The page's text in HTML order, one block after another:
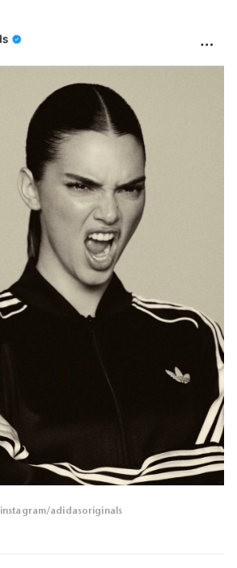
instagram/adidasoriginals